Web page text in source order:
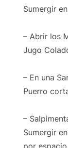
Sumergir
– Abrir los
Jugo
– En una
Puerro
–
Sumergir
por espacio